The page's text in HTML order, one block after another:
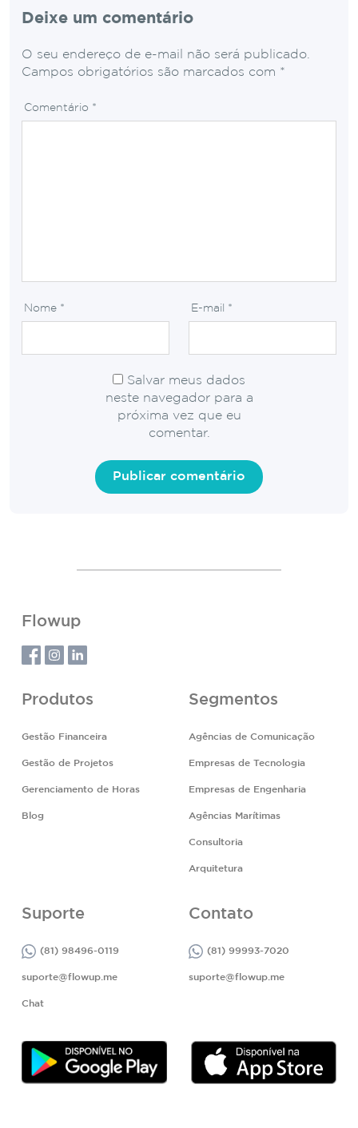
Deixe um comentário
O seu endereço de e-mail não será publicado.
Campos obrigatórios são marcados com *
Comentário *
Nome * E-mail *
Salvar meus dados
neste navegador para a
próxima vez que eu
comentar.
Flowup
Produtos
Gestão Financeira
Gestão de Projetos
Gerenciamento de Horas
Blog
Segmentos
Agências de Comunicação
Empresas de Tecnologia
Empresas de Engenharia
Agências Marítimas
Consultoria
Arquitetura
Suporte
(81) 98496-0119
suporte@flowup.me
Chat
Contato
(81) 99993-7020
suporte@flowup.me